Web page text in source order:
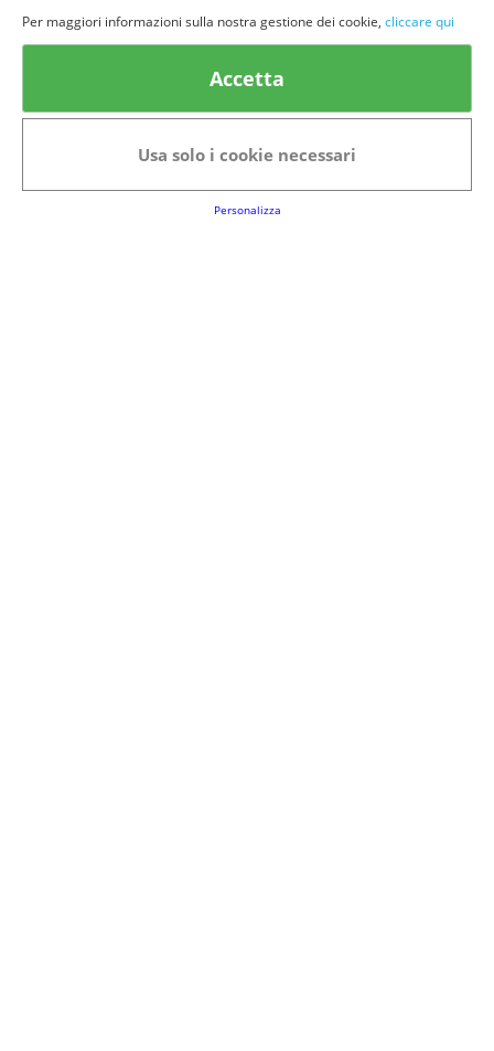
© provaprodottigratis.it 2023 | All Rights Reserved.
Alimenti e bevande
Senior
Per maggiori informazioni sulla nostra gestione dei cookie, cliccare qui
Accetta
Usa solo i cookie necessari
Personalizza